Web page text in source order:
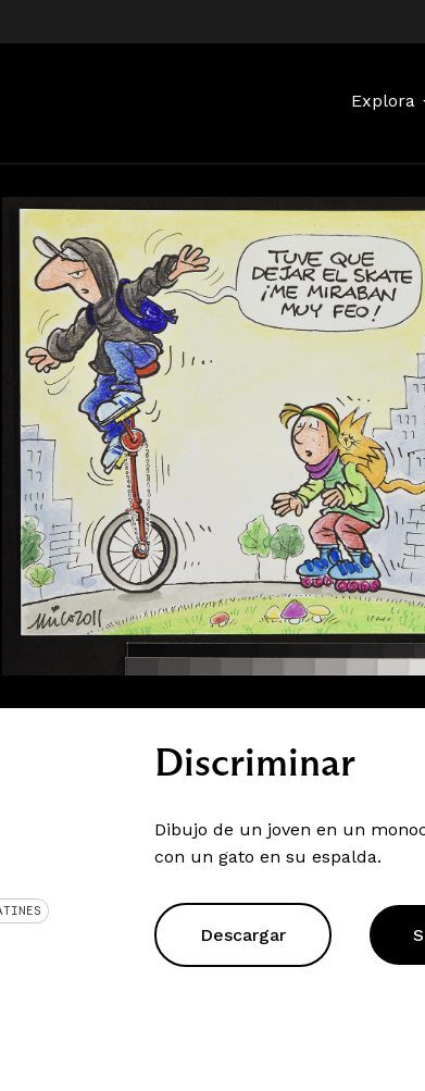
Explora
Discriminar
Dibujo de un joven en un
con un gato en su espalda.
Descargar